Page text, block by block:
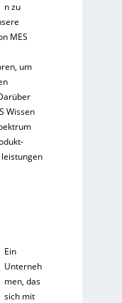
n zu
MES
um
Wissen
Ein
Unterneh
men, das
sich mit